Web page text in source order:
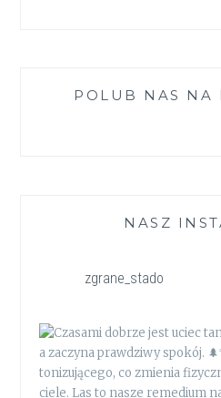
POLUB NAS NA
NASZ
zgrane_stado